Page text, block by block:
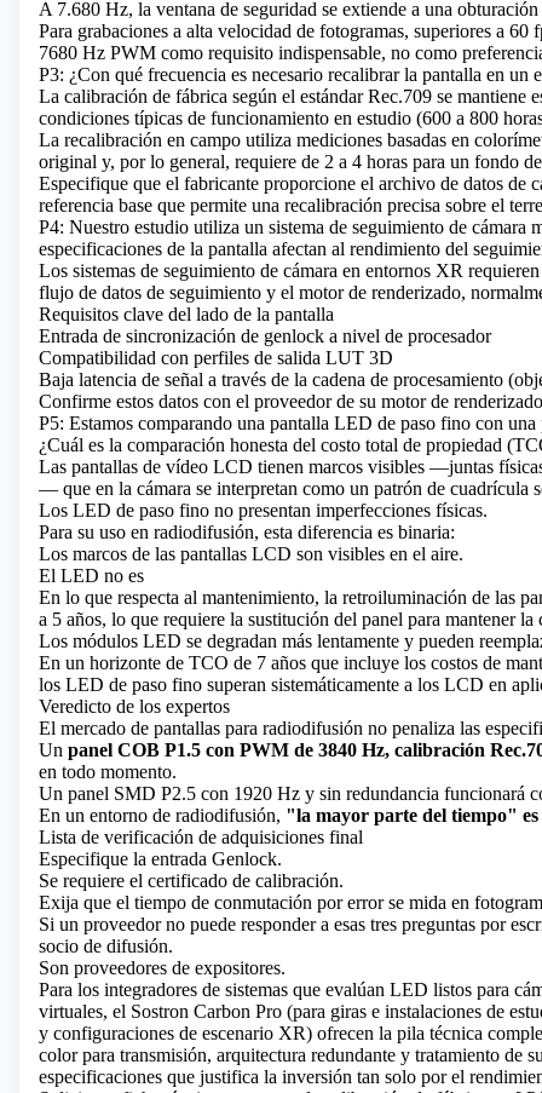
A 7.680 Hz, la ventana de seguridad se extiende a una
Para grabaciones a alta velocidad de fotogramas, superiores a
7680 Hz PWM como requisito indispensable, no como
P3: ¿Con qué frecuencia es necesario recalibrar la pantalla en un
La calibración de fábrica según el estándar Rec.709 se mantiene
condiciones típicas de funcionamiento en estudio (600 a 800
La recalibración en campo utiliza mediciones basadas en
original y, por lo general, requiere de 2 a 4 horas para un fondo
Especifique que el fabricante proporcione el archivo de datos de
referencia base que permite una recalibración precisa sobre el
P4: Nuestro estudio utiliza un sistema de seguimiento de
especificaciones de la pantalla afectan al rendimiento del
Los sistemas de seguimiento de cámara en entornos XR
flujo de datos de seguimiento y el motor de renderizado,
Requisitos clave del lado de la pantalla
Entrada de sincronización de genlock a nivel de procesador
Compatibilidad con perfiles de salida LUT 3D
Baja latencia de señal a través de la cadena de procesamiento
Confirme estos datos con el proveedor de su motor de
P5: Estamos comparando una pantalla LED de paso fino con
¿Cuál es la comparación honesta del costo total de propiedad
Las pantallas de vídeo LCD tienen marcos visibles —juntas
— que en la cámara se interpretan como un patrón de cuadrícula
Los LED de paso fino no presentan imperfecciones físicas.
Para su uso en radiodifusión, esta diferencia es binaria:
Los marcos de las pantallas LCD son visibles en el aire.
El LED no es
En lo que respecta al mantenimiento, la retroiluminación de las
a 5 años, lo que requiere la sustitución del panel para mantener la
Los módulos LED se degradan más lentamente y pueden
En un horizonte de TCO de 7 años que incluye los costos de
los LED de paso fino superan sistemáticamente a los LCD en
Veredicto de los expertos
El mercado de pantallas para radiodifusión no penaliza las
Un panel COB P1.5 con PWM de 3840 Hz, calibración
en todo momento.
Un panel SMD P2.5 con 1920 Hz y sin redundancia funcionará
En un entorno de radiodifusión, "la mayor parte del tiempo" es
Lista de verificación de adquisiciones final
Especifique la entrada Genlock.
Se requiere el certificado de calibración.
Exija que el tiempo de conmutación por error se mida en
Si un proveedor no puede responder a esas tres preguntas por
socio de difusión.
Son proveedores de expositores.
Para los integradores de sistemas que evalúan LED listos para
virtuales, el Sostron Carbon Pro (para giras e instalaciones de
y configuraciones de escenario XR) ofrecen la pila técnica
color para transmisión, arquitectura redundante y tratamiento de
especificaciones que justifica la inversión tan solo por el